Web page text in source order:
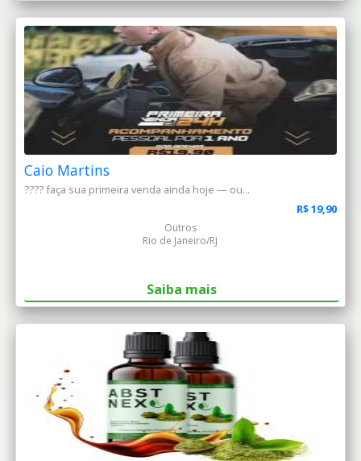
Caio Martins
???? faça sua primeira venda ainda hoje — ou...
R$ 19,90
Outros
Rio de Janeiro/RJ
Saiba mais